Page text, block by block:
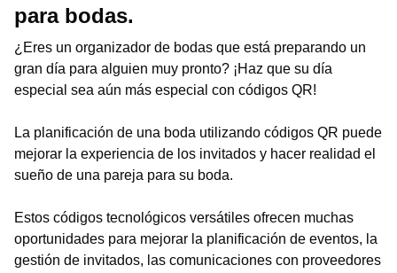
para bodas.
¿Eres un organizador de bodas que está preparando un
gran día para alguien muy pronto? ¡Haz que su día
especial sea aún más especial con códigos QR!
La planificación de una boda utilizando códigos QR puede
mejorar la experiencia de los invitados y hacer realidad el
sueño de una pareja para su boda.
Estos códigos tecnológicos versátiles ofrecen muchas
oportunidades para mejorar la planificación de eventos, la
gestión de invitados, las comunicaciones con proveedores